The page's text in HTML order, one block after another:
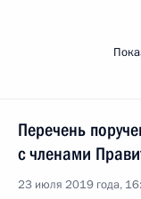
Перечень
с членами
23 июля 2019 года,